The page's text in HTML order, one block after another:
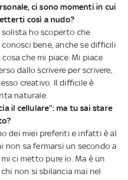
ci sono momenti in cui
così a nudo?
solista ho scoperto che
bene, anche se difficili
che mi piace. Mi piace
dallo scrivere per scrivere,
creativo. Il difficile è
naturale.
il cellulare”: ma tu sai stare
dei miei preferiti e infatti è al
non sa fermarsi un secondo a
ci metto pure io. Ma è un
non si sbilancia mai nel